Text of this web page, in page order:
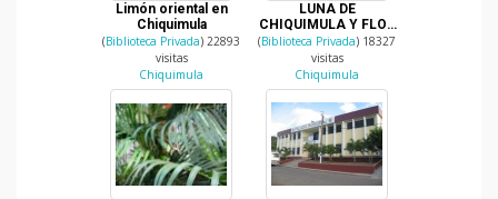
Limón oriental en
Chiquimula
(Biblioteca Privada) 22893
visitas
Chiquimula
LUNA DE
CHIQUIMULA Y FLOR
DE MANGO
(Biblioteca Privada) 18327
visitas
Chiquimula